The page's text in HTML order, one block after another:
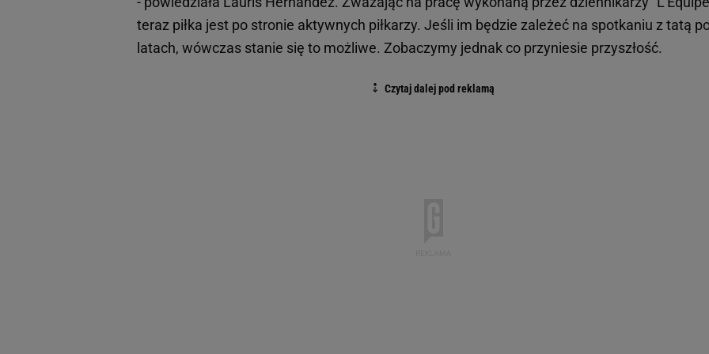
teraz piłka jest po stronie aktywnych piłkarzy. Jeśli im będzie zależeć na spotkaniu z tatą
latach, wówczas stanie się to możliwe. Zobaczymy jednak co przyniesie przyszłość.